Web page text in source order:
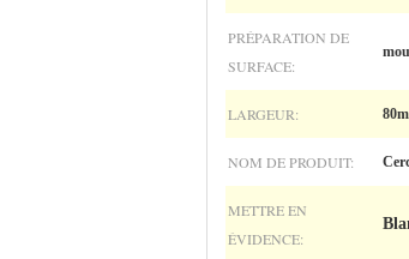
PRÉPARATION DE
SURFACE:
LARGEUR:
NOM DE PRODUIT:
METTRE EN
ÉVIDENCE: